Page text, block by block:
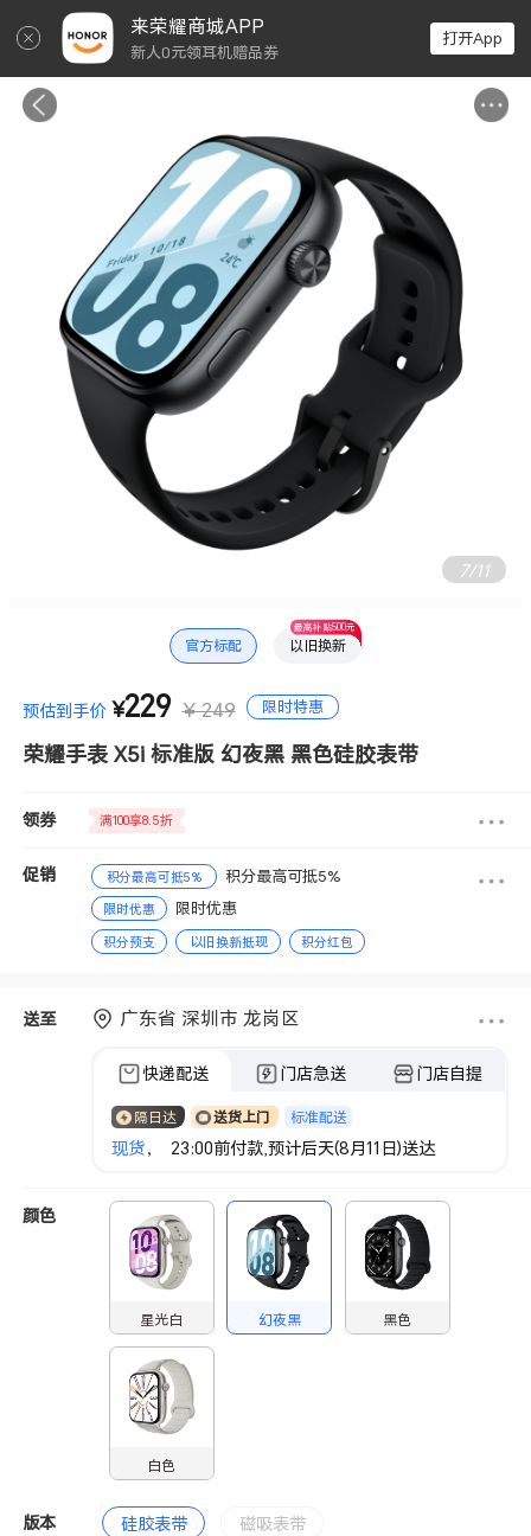
来荣耀商城APP
新人0元领耳机赠品券
打开App
7/11
官方标配 以旧换新
最高补贴500元
预估到手价 ¥229 ¥ 249 限时特惠
荣耀手表 X5i 标准版 幻夜黑 黑色硅胶表带
领券 满100享8.5折
促销 积分最高可抵5% 积分最高可抵5%
限时优惠 限时优惠
积分预支 以旧换新抵现
积分红包
送至 广东省 深圳市 龙岗区
快递配送 门店急送 门店自提
隔日达 送货上门 标准配送
现货， 23:00前付款,预计后天(8月11日)送达
颜色
星光白 幻夜黑 黑色
白色
版本 硅胶表带 磁吸表带